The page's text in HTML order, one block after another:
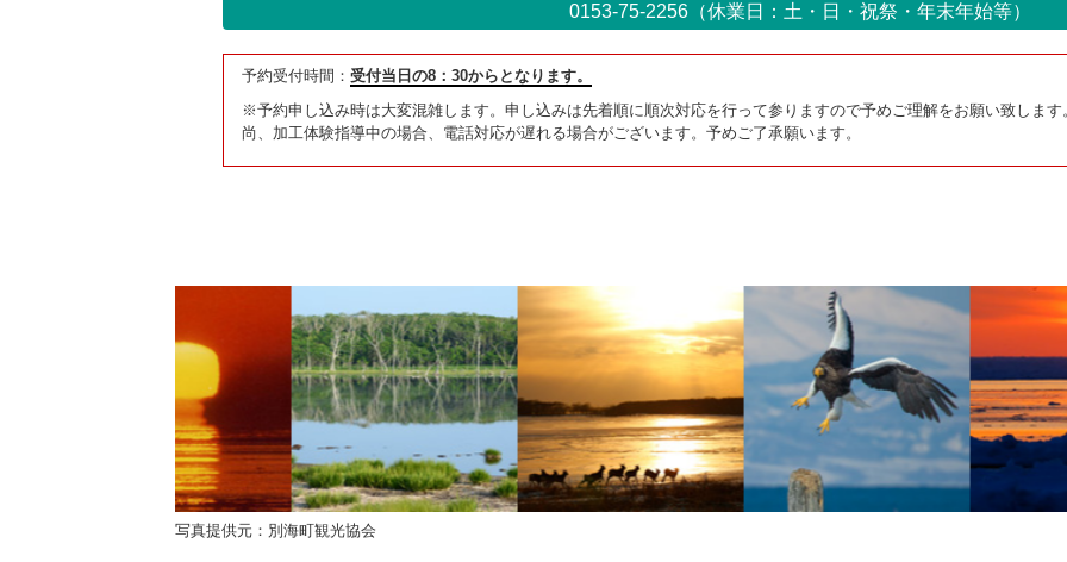
0153-75-2256（休業日：土・日・祝祭・年末年始等）
予約受付時間： 受付当日の8：30からとなります。
※予約申し込み時は大変混雑します。申し込みは先着順に順次対応を行って参りますので予めご理解をお願い致します
尚、加工体験指導中の場合、電話対応が遅れる場合がございます。予めご了承願います。
写真提供元：別海町観光協会